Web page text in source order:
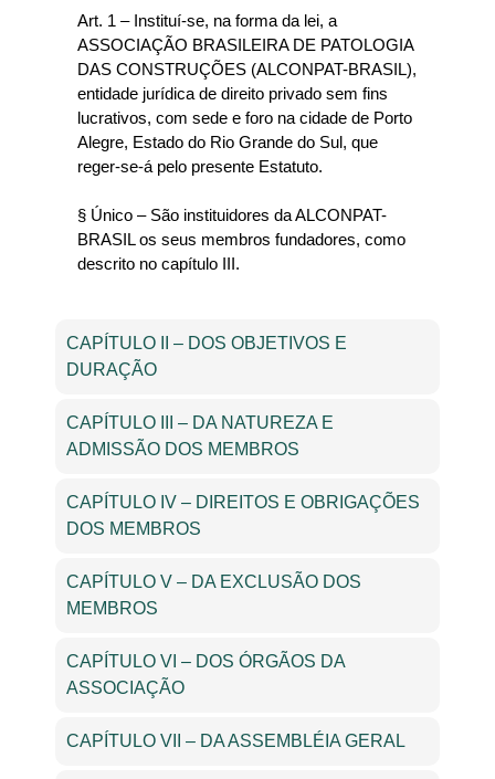
Art. 1 – Instituí-se, na forma da lei, a
ASSOCIAÇÃO BRASILEIRA DE PATOLOGIA
DAS CONSTRUÇÕES (ALCONPAT-BRASIL),
entidade jurídica de direito privado sem fins
lucrativos, com sede e foro na cidade de Porto
Alegre, Estado do Rio Grande do Sul, que
reger-se-á pelo presente Estatuto.
§ Único – São instituidores da ALCONPAT-
BRASIL os seus membros fundadores, como
descrito no capítulo III.
CAPÍTULO II – DOS OBJETIVOS E
DURAÇÃO
CAPÍTULO III – DA NATUREZA E
ADMISSÃO DOS MEMBROS
CAPÍTULO IV – DIREITOS E OBRIGAÇÕES
DOS MEMBROS
CAPÍTULO V – DA EXCLUSÃO DOS
MEMBROS
CAPÍTULO VI – DOS ÓRGÃOS DA
ASSOCIAÇÃO
CAPÍTULO VII – DA ASSEMBLÉIA GERAL